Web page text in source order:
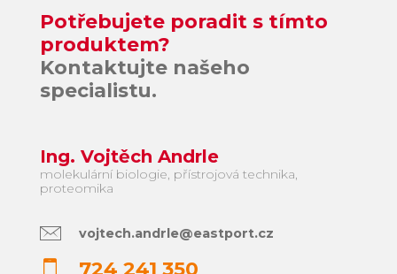
Potřebujete poradit s tímto
produktem?
Kontaktujte našeho
specialistu.
Ing. Vojtěch Andrle
molekulární biologie, přístrojová technika,
proteomika
vojtech.andrle@eastport.cz
724 241 350